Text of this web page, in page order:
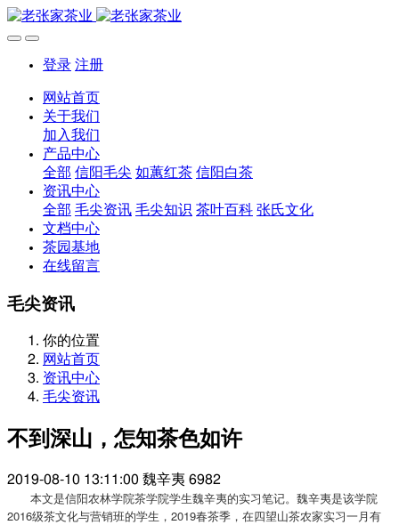
登录 注册
网站首页
关于我们
加入我们
产品中心
全部 信阳毛尖 如蕙红茶 信阳白茶
资讯中心
全部 毛尖资讯 毛尖知识 茶叶百科 张氏文化
文档中心
茶园基地
在线留言
毛尖资讯
你的位置
网站首页
资讯中心
毛尖资讯
不到深山，怎知茶色如许
2019-08-10 13:11:00 魏辛夷 6982
本文是信阳农林学院茶学院学生魏辛夷的实习笔记。魏辛夷是该学院
2016级茶文化与营销班的学生，2019春茶季，在四望山茶农家实习一月有